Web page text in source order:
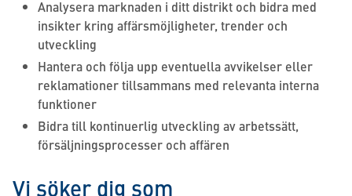
Analysera marknaden i ditt distrikt och bidra med
insikter kring affärsmöjligheter, trender och
utveckling
Hantera och följa upp eventuella avvikelser eller
reklamationer tillsammans med relevanta interna
funktioner
Bidra till kontinuerlig utveckling av arbetssätt,
försäljningsprocesser och affären
Vi söker dig som